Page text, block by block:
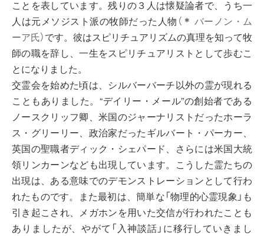
ことを表しています。残りの３人は懐疑論者で、うち一
人は元メソジスト派の牧師だった人物 （ ＊ バーノン・ム
ーア氏）です。彼はスピリチュアリズムの真理を知って牧
師の職を辞し、一生をスピリチュアリストとして歩むこ
とになりました。
交霊会を始めた頃は、シルバーバーチ以外の霊が現れる
こともありました。“デイリー・メール”の創始者である
ノースクリッフ卿、米国のジャーナリストだったホーラ
ス・グリーリー、政治家だったギルバート・パーカー、
英国の聖職者ディック・シェパード、さらには米国大統
領リンカーンなども出現しています。こうした霊たちの
出現は、ある意味でのデモンストレーションとして行わ
れたものです。また最初は、簡単な「物理的心霊現象」も
引き起こされ、メガホンを用いた交信が行われたことも
ありましたが、やがて「入神談話」に移行していきまし